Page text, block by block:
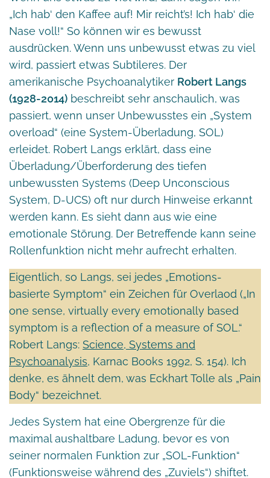
„Ich hab‘ den Kaffee auf! Mir reicht’s! Ich hab‘ die
Nase voll!“ So können wir es bewusst
ausdrücken. Wenn uns unbewusst etwas zu viel
wird, passiert etwas Subtileres. Der
amerikanische Psychoanalytiker Robert Langs
(1928-2014) beschreibt sehr anschaulich, was
passiert, wenn unser Unbewusstes ein „System
overload“ (eine System-Überladung, SOL)
erleidet. Robert Langs erklärt, dass eine
Überladung/Überforderung des tiefen
unbewussten Systems (Deep Unconscious
System, D-UCS) oft nur durch Hinweise erkannt
werden kann. Es sieht dann aus wie eine
emotionale Störung. Der Betreffende kann seine
Rollenfunktion nicht mehr aufrecht erhalten.
Eigentlich, so Langs, sei jedes „Emotions-
basierte Symptom“ ein Zeichen für Overlaod („In
one sense, virtually every emotionally based
symptom is a reflection of a measure of SOL.“
Robert Langs: Science, Systems and
Psychoanalysis, Karnac Books 1992, S. 154). Ich
denke, es ähnelt dem, was Eckhart Tolle als „Pain
Body“ bezeichnet.
Jedes System hat eine Obergrenze für die
maximal aushaltbare Ladung, bevor es von
seiner normalen Funktion zur „SOL-Funktion“
(Funktionsweise während des „Zuviels“) shiftet.